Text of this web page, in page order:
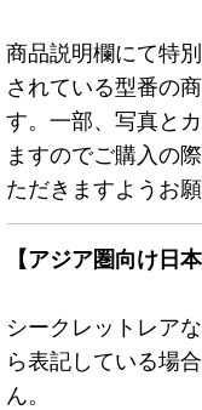
商品説明欄にて特
されている型番の
す。一部、写真と
ますのでご購入の
ただきますようお
【アジア圏向け日
シークレットレア
ら表記している場
ん。